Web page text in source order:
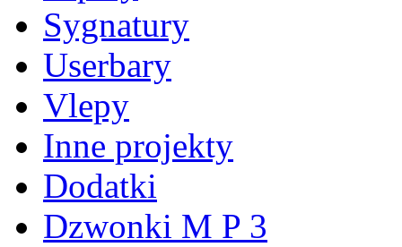
Sygnatury
Userbary
Vlepy
Inne projekty
Dodatki
Dzwonki M P 3